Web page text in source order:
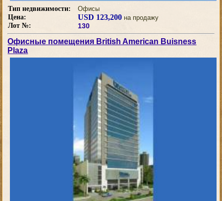
Тип недвижимости:
Офисы
Цена:
USD 123,200 на продажу
Лот №:
130
Офисные помещения British American Buisness
Plaza